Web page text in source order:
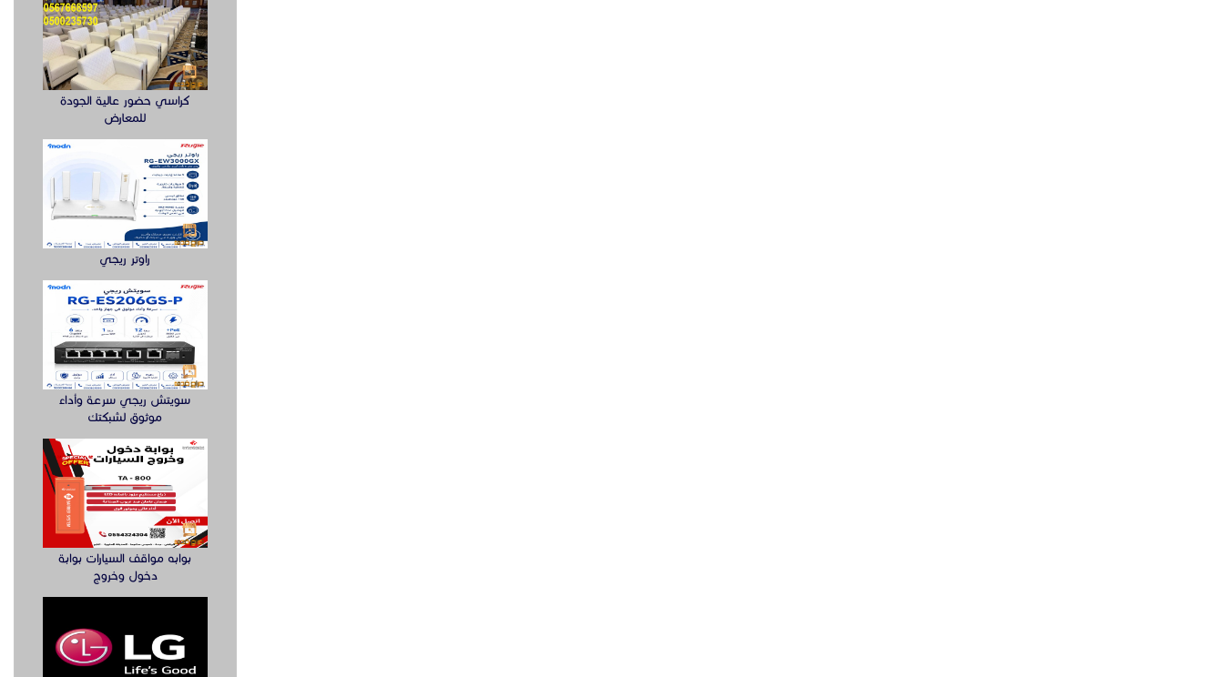
كراسي حضور عالية الجودة
للمعارض
راوتر ريجي
سويتش ريجي سرعة وأداء
موثوق لشبكتك
بوابه مواقف السيارات بوابة
دخول وخروج